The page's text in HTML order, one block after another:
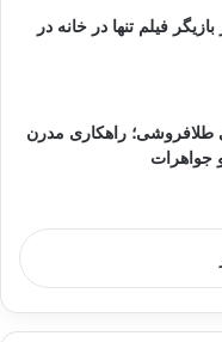
فیلم تنها در خانه در
طلافروشی؛ راهکاری مدرن
جواهرات